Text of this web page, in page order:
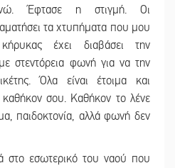
Έφτασε η στιγμή. Οι
τα χτυπήματα που μου
έχει διαβάσει την
στεντόρεια φωνή για να την
Όλα είναι έτοιμα και
καθήκον σου. Καθήκον το λένε
παιδοκτονία, αλλά φωνή δεν
στο εσωτερικό του ναού που